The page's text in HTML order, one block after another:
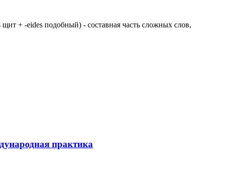
+ -eides подобный) - составная часть сложных слов,
практика